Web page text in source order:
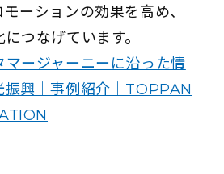
ーションの効果を高め、
つなげています。
マージャーニーに沿った情
振興｜事例紹介｜TOPPAN